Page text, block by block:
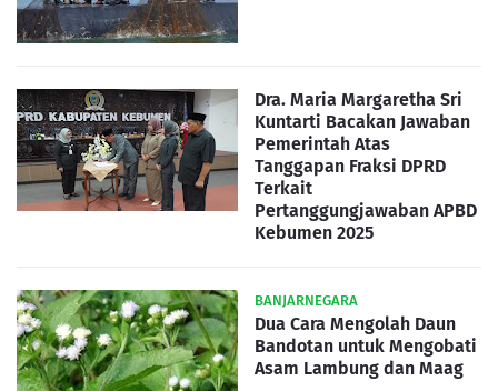
Dra. Maria Margaretha Sri
Kuntarti Bacakan Jawaban
Pemerintah Atas
Tanggapan Fraksi DPRD
Terkait
Pertanggungjawaban APBD
Kebumen 2025
BANJARNEGARA
Dua Cara Mengolah Daun
Bandotan untuk Mengobati
Asam Lambung dan Maag